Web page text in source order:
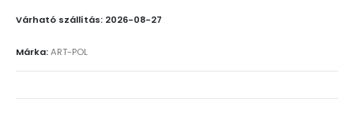
Várható szállítás: 2026-08-27
Márka:ART-POL